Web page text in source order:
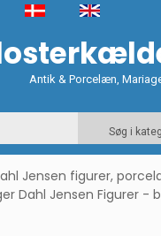
Antik & Porcelæn,
Søg i
Jensen figurer,
Dahl Jensen Figurer -